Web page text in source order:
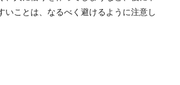
いことは、なるべく避けるように注意し